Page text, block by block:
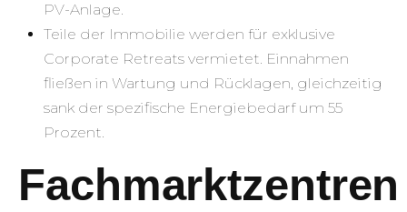
PV-Anlage.
Teile der Immobilie werden für exklusive
Corporate Retreats vermietet. Einnahmen
fließen in Wartung und Rücklagen, gleichzeitig
sank der spezifische Energiebedarf um 55
Prozent.
Fachmarktzentren